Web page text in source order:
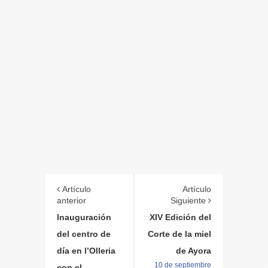
Artículo
anterior
Inauguración
del centro de
día en l’Olleria
Artículo
Siguiente
XIV Edición del
Corte de la miel
de Ayora
10 de septiembre